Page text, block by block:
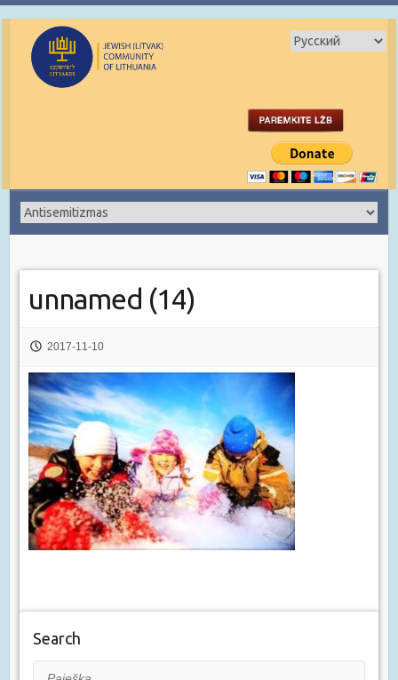
unnamed (14)
2017-11-10
Search
Paieška